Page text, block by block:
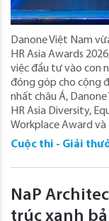
Danone Việt Nam
HR Asia Awards
việc đầu tư vào con
đóng góp cho cộng
nhất châu Á,
HR Asia Diversity,
Workplace Award và
Cuộc thi - Giải
NaP
trúc xanh